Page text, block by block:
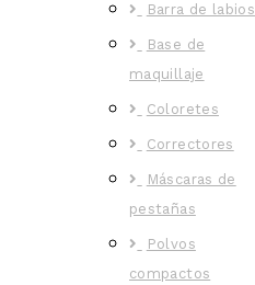
Barra de labios
Base de
maquillaje
Coloretes
Correctores
Máscaras de
pestañas
Polvos
compactos